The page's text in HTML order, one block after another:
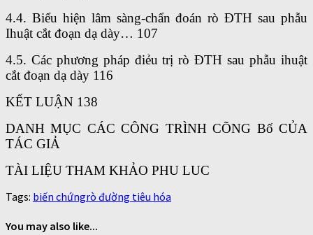
4.4. Biểu hiện lâm sàng-chẩn đoán rò ĐTH sau phẫu
Ihuật cắt đoạn dạ dày… 107
4.5. Các phương pháp điẻu trị rò ĐTH sau phẫu ihuật
cắt đoạn dạ dày 116
KẾT LUẬN 138
DANH MỤC CÁC CÔNG TRÌNH CÕNG Bố CỦA
TÁC GIẢ
TÀI LIỆU THAM KHẢO PHU LUC
Tags: biến chứngrò đường tiêu hóa
You may also like...